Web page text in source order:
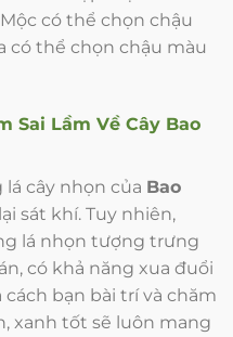
có thể chọn chậu
có thể chọn chậu màu
Sai Lầm Về Cây Bao
cây nhọn của Bao
sát khí. Tuy nhiên,
lá nhọn tượng trưng
có khả năng xua đuổi
bạn bài trí và chăm
xanh tốt sẽ luôn mang